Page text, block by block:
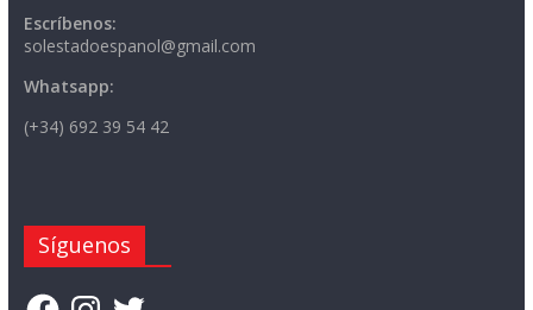
Escríbenos:
solestadoespanol@gmail.com
Whatsapp:
(+34) 692 39 54 42
Síguenos
FacebookInstagram
Twitter